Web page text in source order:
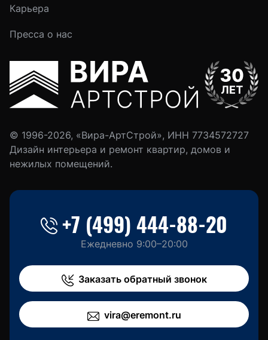
Карьера
Пресса о нас
© 1996-2026, «Вира-АртСтрой», ИНН 7734572727
Дизайн интерьера и ремонт квартир, домов и
нежилых помещений.
+7 (499) 444-88-20
Ежедневно 9:00–20:00
Заказать обратный звонок
vira@eremont.ru